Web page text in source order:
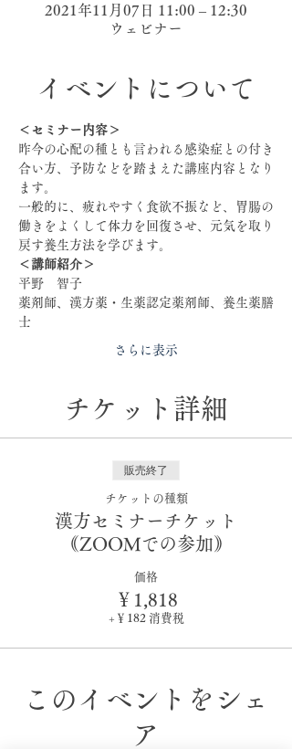
2021年11月07日 11:00 – 12:30
ウェビナー
イベントについて
＜セミナー内容＞
昨今の心配の種とも言われる感染症との付き
合い方、予防などを踏まえた講座内容となり
ます。
一般的に、疲れやすく食欲不振など、胃腸の
働きをよくして体力を回復させ、元気を取り
戻す養生方法を学びます。
＜講師紹介＞
平野　智子
薬剤師、漢方薬・生薬認定薬剤師、養生薬膳
士
さらに表示
チケット詳細
販売終了
チケットの種類
漢方セミナーチケット
｟ZOOMでの参加｠
価格
￥1,818
+￥182 消費税
このイベントをシェ
ア